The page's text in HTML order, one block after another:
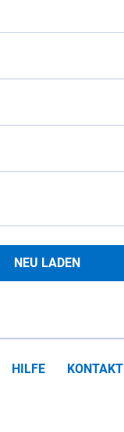
NEU LADEN
HILFE KONTAKT